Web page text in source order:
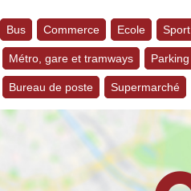
Bus Commerce Ecole Sport
Métro, gare et tramways Parking
Bureau de poste Supermarché